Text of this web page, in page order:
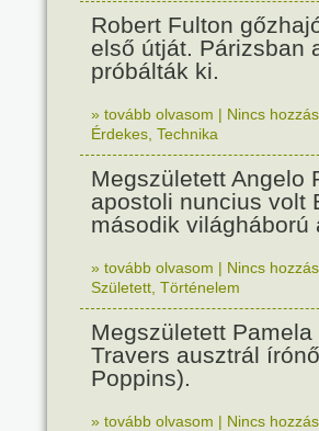
Robert Fulton
első útját. Párizsban
próbálták ki.
» tovább olvasom | Nincs
Érdekes Technika
Megszületett Angelo
apostoli nuncius volt
második világháború
» tovább olvasom | Nincs
Született Történelem
Megszületett Pamela
Travers ausztrál
Poppins).
» tovább olvasom | Nincs